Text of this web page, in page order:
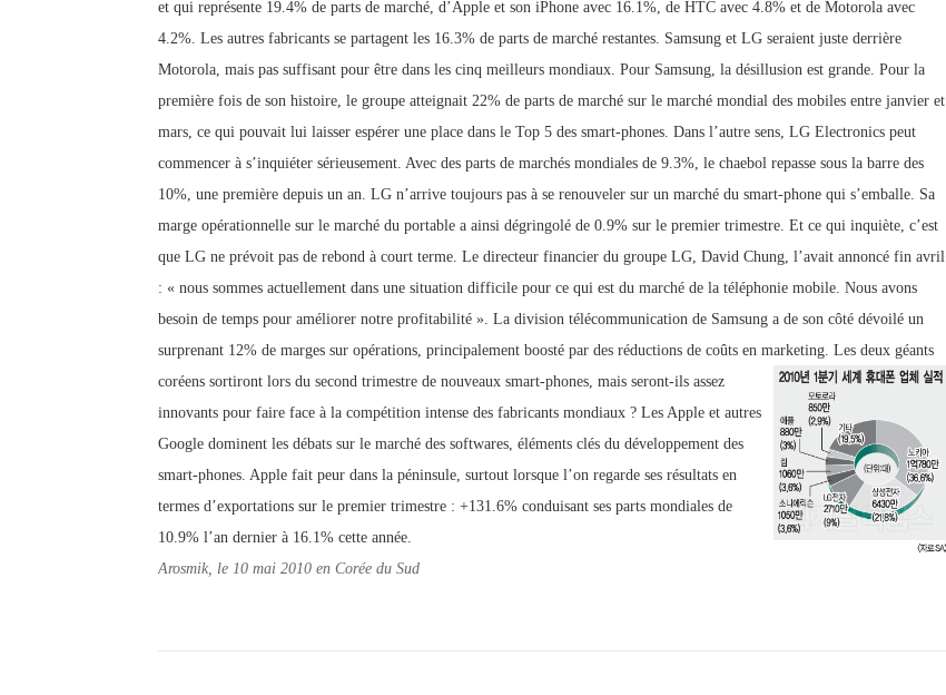
et qui représente 19.4% de parts de marché, d’Apple et son iPhone avec 16.1%, de HTC avec 4.8% et de Motorola avec
4.2%. Les autres fabricants se partagent les 16.3% de parts de marché restantes. Samsung et LG seraient juste derrière
Motorola, mais pas suffisant pour être dans les cinq meilleurs mondiaux. Pour Samsung, la désillusion est grande. Pour la
première fois de son histoire, le groupe atteignait 22% de parts de marché sur le marché mondial des mobiles entre janvier et
mars, ce qui pouvait lui laisser espérer une place dans le Top 5 des smart-phones. Dans l’autre sens, LG Electronics peut
commencer à s’inquiéter sérieusement. Avec des parts de marchés mondiales de 9.3%, le chaebol repasse sous la barre des
10%, une première depuis un an. LG n’arrive toujours pas à se renouveler sur un marché du smart-phone qui s’emballe. Sa
marge opérationnelle sur le marché du portable a ainsi dégringolé de 0.9% sur le premier trimestre. Et ce qui inquiète, c’est
que LG ne prévoit pas de rebond à court terme. Le directeur financier du groupe LG, David Chung, l’avait annoncé fin avril
: « nous sommes actuellement dans une situation difficile pour ce qui est du marché de la téléphonie mobile. Nous avons
besoin de temps pour améliorer notre profitabilité ». La division télécommunication de Samsung a de son côté dévoilé un
surprenant 12% de marges sur opérations, principalement boosté par des réductions de coûts en marketing. Les deux géants
coréens sortiront lors du second trimestre de nouveaux smart-phones, mais seront-ils assez
innovants pour faire face à la compétition intense des fabricants mondiaux ? Les Apple et autres
Google dominent les débats sur le marché des softwares, éléments clés du développement des
smart-phones. Apple fait peur dans la péninsule, surtout lorsque l’on regarde ses résultats en
termes d’exportations sur le premier trimestre : +131.6% conduisant ses parts mondiales de
10.9% l’an dernier à 16.1% cette année.
Arosmik, le 10 mai 2010 en Corée du Sud